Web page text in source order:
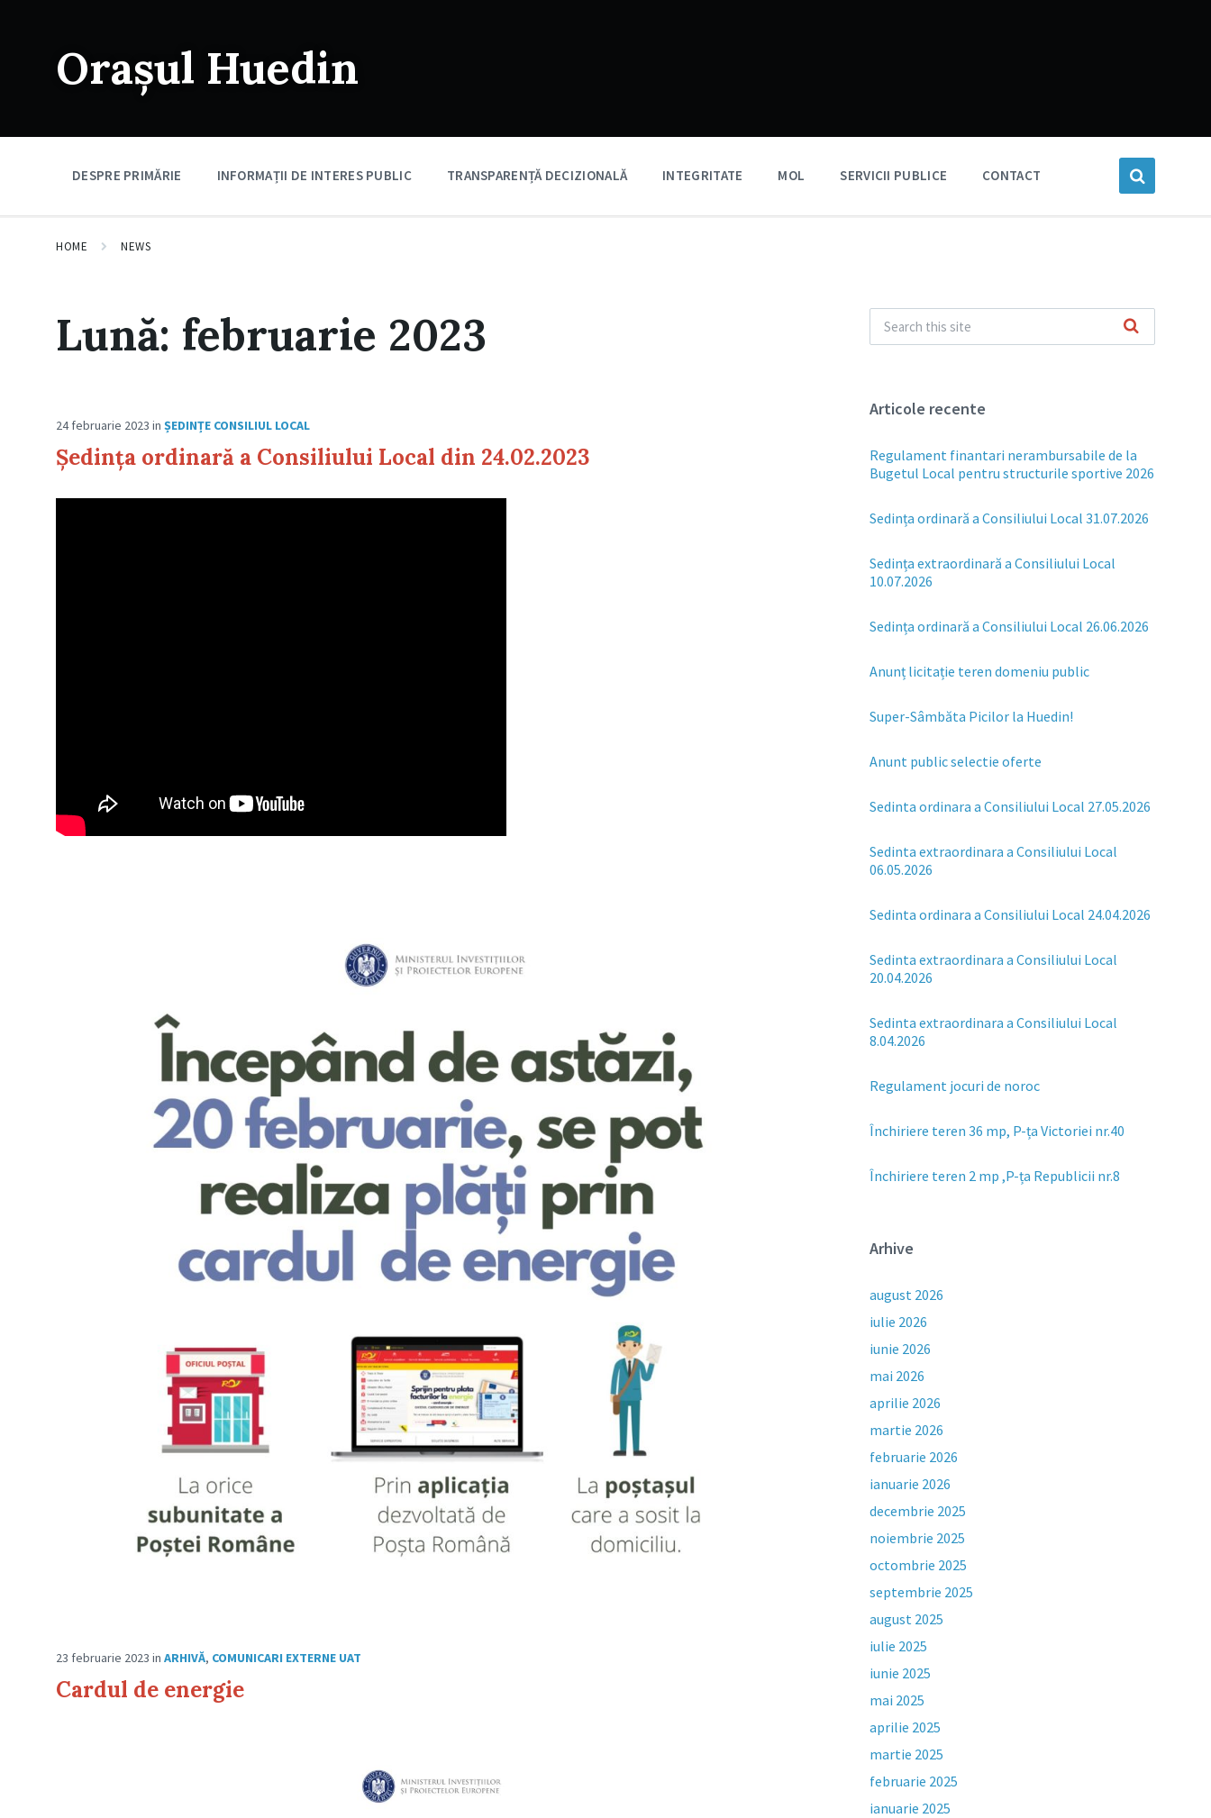
navigationOrașul Huedin
DESPRE PRIMĂRIE INFORMAȚII DE INTERES PUBLIC TRANSPARENȚĂ DECIZIONALĂ INTEGRITATE MOL SERVICII PUBLICE CONTACT
HOME NEWS
Lună: februarie 2023
24 februarie 2023 in ȘEDINȚE CONSILIUL LOCAL
Ședința ordinară a Consiliului Local din 24.02.2023
23 februarie 2023 in ARHIVĂ, COMUNICARI EXTERNE UAT
Cardul de energie
Articole recente
Regulament finantari nerambursabile de la
Bugetul Local pentru structurile sportive 2026
Sedința ordinară a Consiliului Local 31.07.2026
Sedința extraordinară a Consiliului Local
10.07.2026
Sedința ordinară a Consiliului Local 26.06.2026
Anunț licitație teren domeniu public
Super-Sâmbăta Picilor la Huedin!
Anunt public selectie oferte
Sedinta ordinara a Consiliului Local 27.05.2026
Sedinta extraordinara a Consiliului Local
06.05.2026
Sedinta ordinara a Consiliului Local 24.04.2026
Sedinta extraordinara a Consiliului Local
20.04.2026
Sedinta extraordinara a Consiliului Local
8.04.2026
Regulament jocuri de noroc
Închiriere teren 36 mp, P-ța Victoriei nr.40
Închiriere teren 2 mp ,P-ța Republicii nr.8
Arhive
august 2026
iulie 2026
iunie 2026
mai 2026
aprilie 2026
martie 2026
februarie 2026
ianuarie 2026
decembrie 2025
noiembrie 2025
octombrie 2025
septembrie 2025
august 2025
iulie 2025
iunie 2025
mai 2025
aprilie 2025
martie 2025
februarie 2025
ianuarie 2025